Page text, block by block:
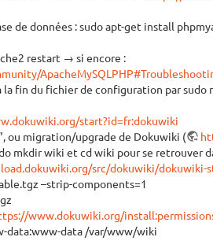
de données : sudo apt-get install
restart → si encore :
fin du fichier de configuration par
start?id=fr:dokuwiki
ou migration/upgrade de Dokuwiki (
mkdir wiki et cd wiki pour se retrouver
src/dokuwiki/dokuwiki-
–strip-components=1
www.dokuwiki.org/
data:www-data /var/www/wiki